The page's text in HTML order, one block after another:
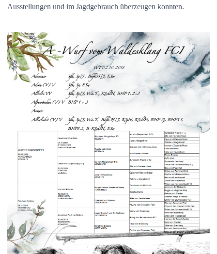
Ausstellungen und im Jagdgebrauch überzeugen konnten.